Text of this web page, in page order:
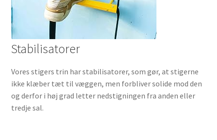
Stabilisatorer
Vores stigers trin har stabilisatorer, som gør, at stigerne
ikke klæber tæt til væggen, men forbliver solide mod den
og derfor i høj grad letter nedstigningen fra anden eller
tredje sal.